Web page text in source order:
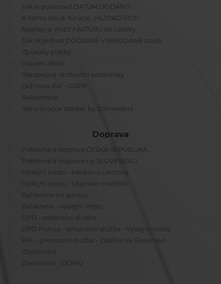
Jak si posunout DATUM DODÁNÍ?
K čemu slouží funkce ,,HLÍDACÍ PES"
Nepřeji si vložit FAKTURU do zásilky
Jak objednat DOČASNĚ VYPRODANÉ zboží
Způsoby platby
Vrácení zboží
Všeobecné obchodní podmínky
Ochrana dat - GDPR
Reklamace
Vše o značce Walker by Schneiders
Doprava
Poštovné a doprava ČESKÁ REPUBLIKA
Poštovné a doprava na SLOVENSKO
Výdejní místo - Medlov u Uničova
Výdejní místo - Uherské Hradiště
Balíkovna na adresu
Balíkovna - výdejní místo
DPD - přepravní služba
DPD Pickup - přepravní služba - Výdejní místa
PPL - přepravní služba - Zásilka na Slovensko
Zásilkovna
Zásilkovna - DOMŮ